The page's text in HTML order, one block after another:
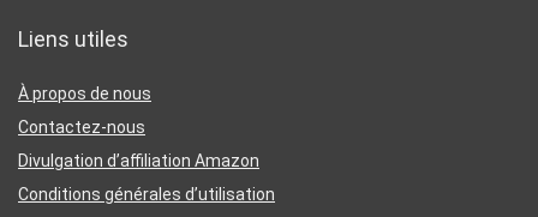
Liens utiles
À propos de nous
Contactez-nous
Divulgation d’affiliation Amazon
Conditions générales d’utilisation